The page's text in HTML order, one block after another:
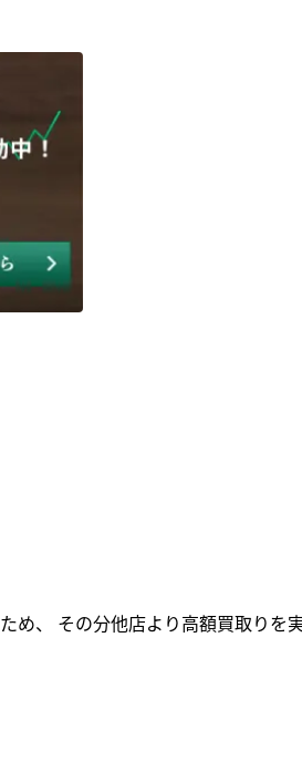
め、 その分他店より高額買取りを